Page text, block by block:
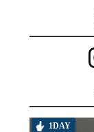
1DAY